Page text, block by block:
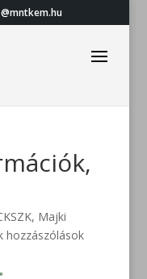
, Majki
hozzászólások